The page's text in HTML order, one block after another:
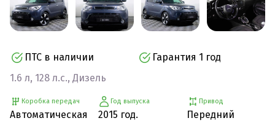
ПТС в наличии
Гарантия 1 год
1.6 л, 128 л.с., Дизель
Коробка передач
Автоматическая
Год выпуска
2015 год.
Привод
Передний